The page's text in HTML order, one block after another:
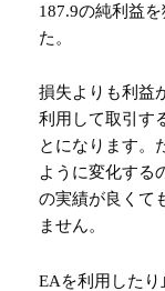
187.9の純利益
た。
損失よりも利益
利用して取引す
とになります。
ように変化する
の実績が良くて
ません。
EAを利用した